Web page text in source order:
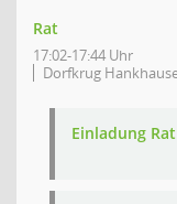
Rat
17:02-17:44 Uhr
Dorfkrug
Einladung Rat